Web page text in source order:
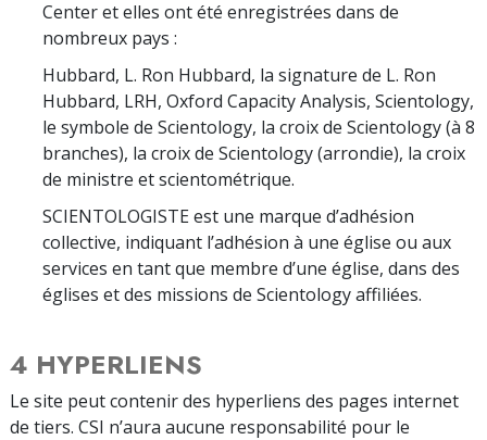
Center et elles ont été enregistrées dans de
nombreux pays :
Hubbard, L. Ron Hubbard, la signature de L. Ron
Hubbard, LRH, Oxford Capacity Analysis, Scientology,
le symbole de Scientology, la croix de Scientology (à 8
branches), la croix de Scientology (arrondie), la croix
de ministre et scientométrique.
SCIENTOLOGISTE est une marque d’adhésion
collective, indiquant l’adhésion à une église ou aux
services en tant que membre d’une église, dans des
églises et des missions de Scientology affiliées.
4 HYPERLIENS
Le site peut contenir des hyperliens des pages internet
de tiers. CSI n’aura aucune responsabilité pour le